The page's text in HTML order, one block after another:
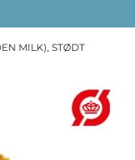
MILK), STØDT